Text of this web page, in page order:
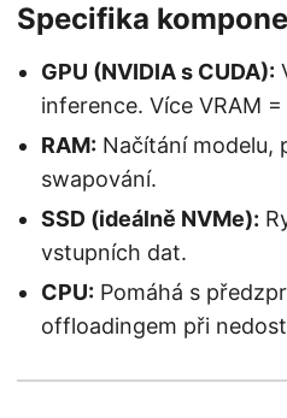
Specifika
GPU (NVIDIA s CUDA):
inference. Více VRAM
RAM: Načítání modelu,
swapování.
SSD (ideálně NVMe):
vstupních dat.
CPU: Pomáhá s
offloadingem při